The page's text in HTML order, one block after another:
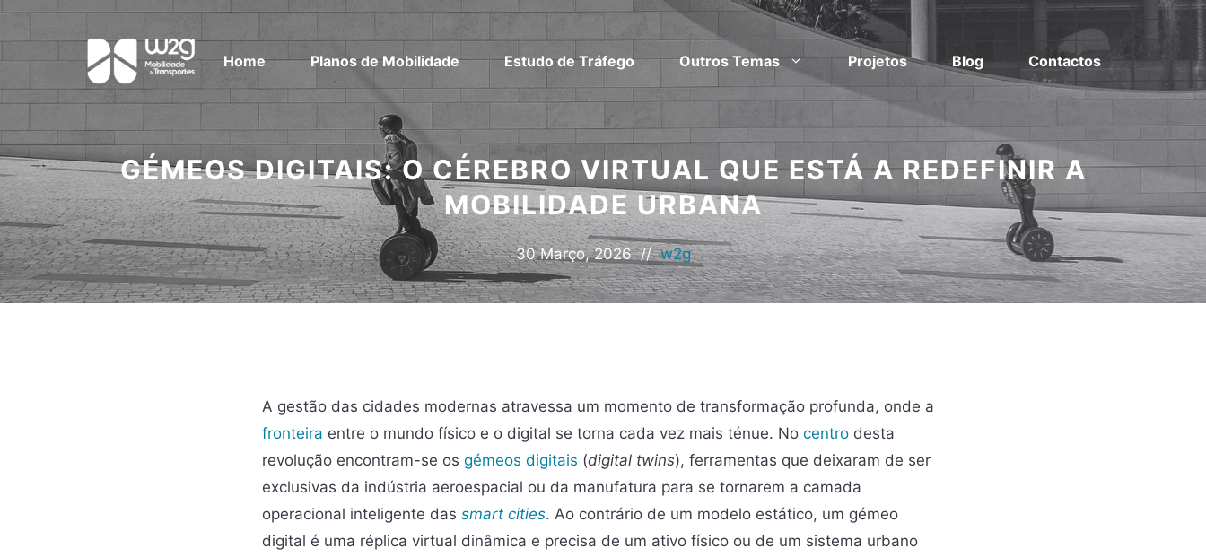
Home Planos de Mobilidade Estudo de Tráfego Outros Temas Projetos Blog Contactos
GÉMEOS DIGITAIS: O CÉREBRO VIRTUAL QUE ESTÁ A REDEFINIR A
MOBILIDADE URBANA
30 Março, 2026 // w2g
A gestão das cidades modernas atravessa um momento de transformação profunda, onde a
fronteira entre o mundo físico e o digital se torna cada vez mais ténue. No centro desta
revolução encontram-se os gémeos digitais (digital twins), ferramentas que deixaram de ser
exclusivas da indústria aeroespacial ou da manufatura para se tornarem a camada
operacional inteligente das smart cities. Ao contrário de um modelo estático, um gémeo
digital é uma réplica virtual dinâmica e precisa de um ativo físico ou de um sistema urbano